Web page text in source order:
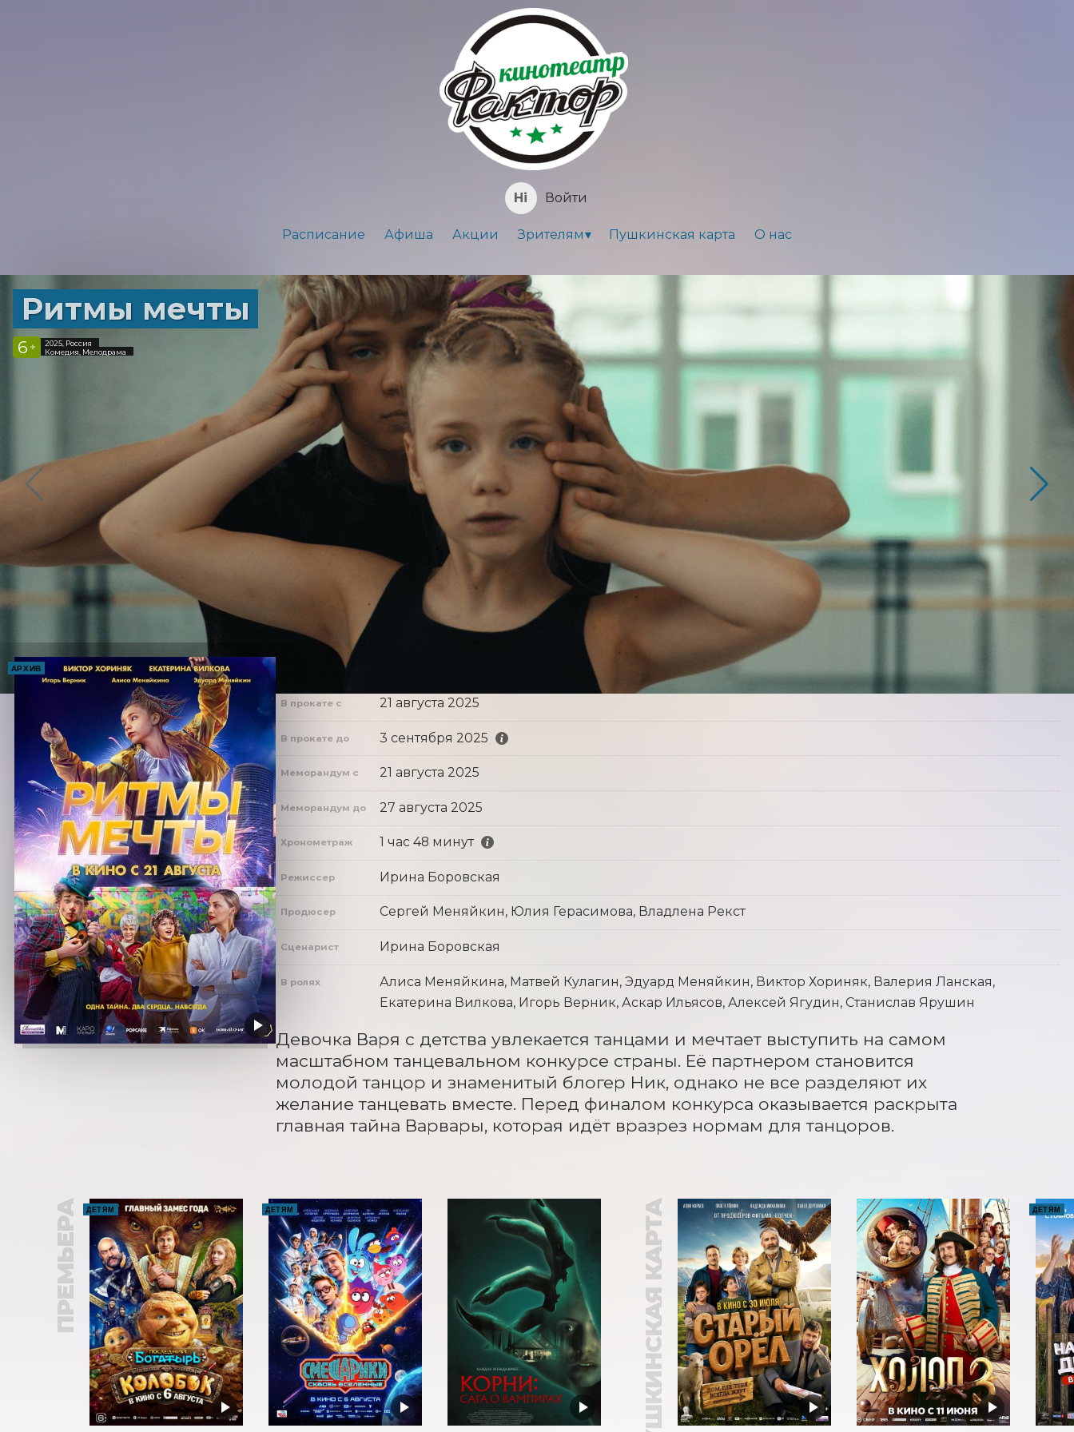
Войти
Расписание Афиша Акции Зрителям Пушкинская карта О нас
Ритмы мечты
6 +
2025, Россия
Комедия, Мелодрама
АРХИВ
В прокате с 21 августа 2025
В прокате до 3 сентября 2025
Меморандум с 21 августа 2025
Меморандум до 27 августа 2025
Хронометраж 1 час 48 минут
Режиссер Ирина Боровская
Продюсер Сергей Меняйкин, Юлия Герасимова, Владлена Рекст
Сценарист Ирина Боровская
В ролях
Алиса Меняйкина, Матвей Кулагин, Эдуард Меняйкин, Виктор Хориняк, Валерия Ланская,
Екатерина Вилкова, Игорь Верник, Аскар Ильясов, Алексей Ягудин, Станислав Ярушин
Девочка Варя с детства увлекается танцами и мечтает выступить на самом
масштабном танцевальном конкурсе страны. Её партнером становится
молодой танцор и знаменитый блогер Ник, однако не все разделяют их
желание танцевать вместе. Перед финалом конкурса оказывается раскрыта
главная тайна Варвары, которая идёт вразрез нормам для танцоров.
ПРЕМЬЕРА ДЕТЯМ ДЕТЯМ ПУШКИНСКАЯ КАРТА ДЕТЯМ